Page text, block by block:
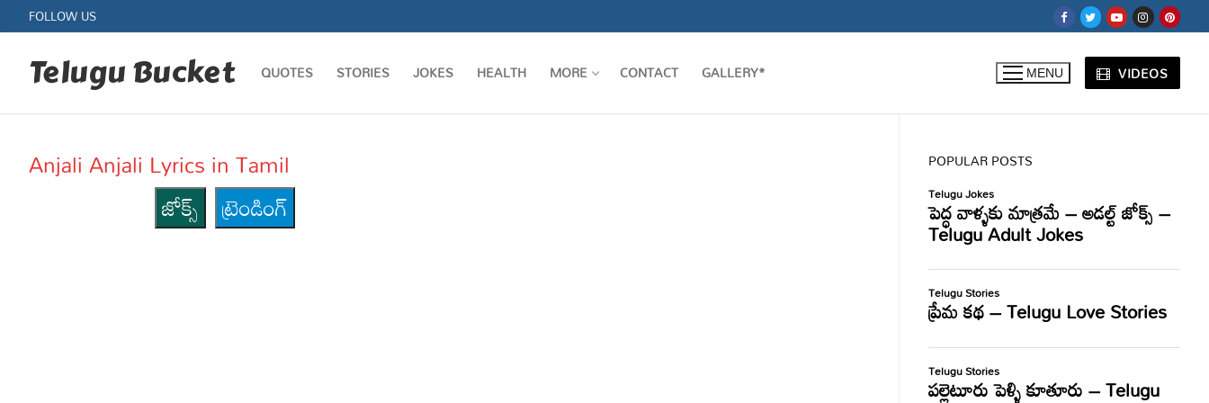
to
content
FOLLOW US
Telugu Bucket QUOTES STORIES JOKES HEALTH MORE CONTACT GALLERY* MENU VIDEOS
Anjali Anjali Lyrics in Tamil
జోక్స్
ట్రెండింగ్
POPULAR POSTS